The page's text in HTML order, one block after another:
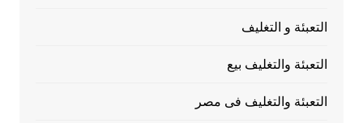
التعبئة و التغليف
التعبئة والتغليف بيع
التعبئة والتغليف فى مصر